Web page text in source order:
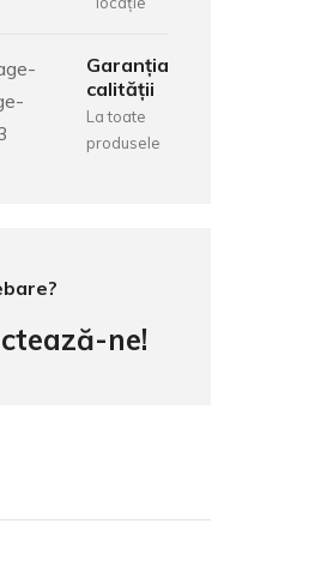
Garanția
calității
La toate
produsele
ne!